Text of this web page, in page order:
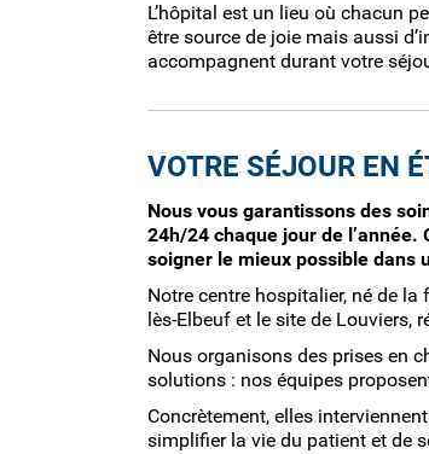
L’hôpital est un lieu où chacun
être source de joie mais aussi
accompagnent durant votre
VOTRE SÉJOUR EN
Nous vous garantissons des
24h/24 chaque jour de l’année.
soigner le mieux possible dans
Notre centre hospitalier, né de
lès-Elbeuf et le site de Louviers,
Nous organisons des prises en
solutions : nos équipes
Concrètement, elles
simplifier la vie du patient et de